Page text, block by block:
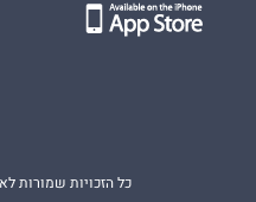
כל הזכויות שמורות לאתר